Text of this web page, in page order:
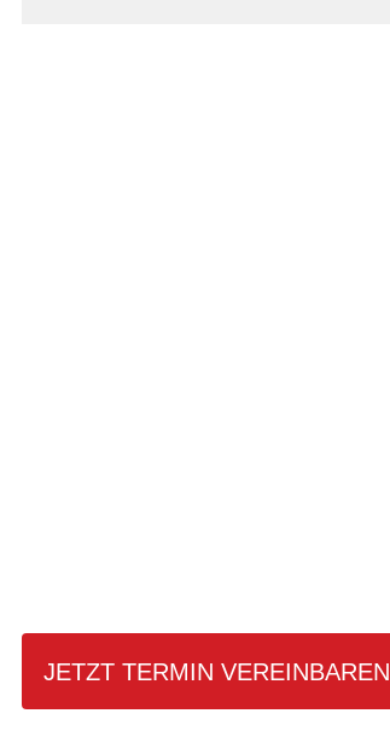
JETZT TERMIN VEREINBAREN